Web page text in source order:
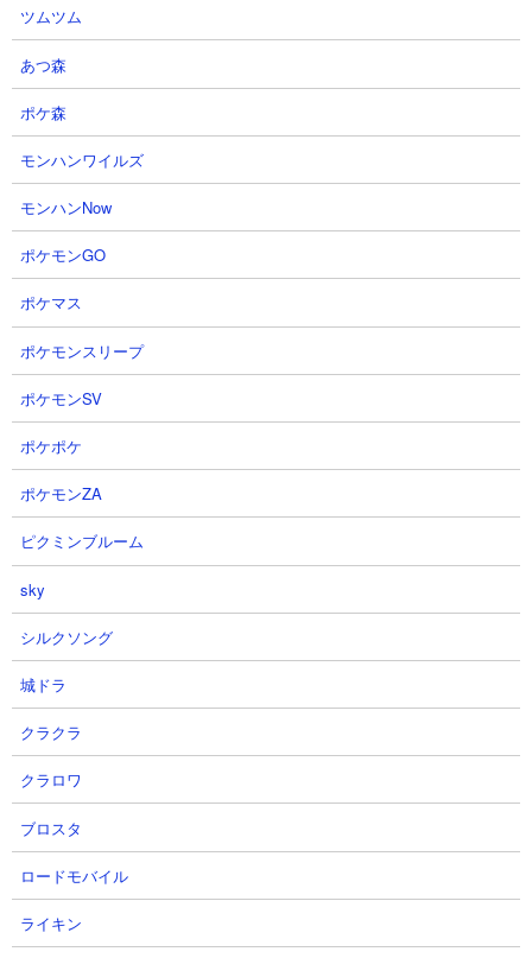
2026.08.07 15:24（2日前）
いの？【怪獣８号】【怪獣８号
THEGAME】
ゼルさん
2026.08.06 21:58（2日前）
15
か？【怪獣８号】【怪獣８号
ゼルさん
16
【怪獣8G】2凸レノの性能が壊れ
すぎている、、皆は2凸する覚悟
はあるのか？【怪獣８号】【怪獣
８号THEGAME】
2026.08.06 21:52（2日前）
17
【怪獣8G】潜在開放フルMAXガ
玉キャラ強化内容が謎？皆さんは
GAME】
18
19 20
ツムツム
あつ森
ポケ森
モンハンワイルズ
モンハンNow
ポケモンGO
ポケマス
ポケモンスリープ
ポケモンSV
ポケポケ
ポケモンZA
ピクミンブルーム
sky
シルクソング
城ドラ
クラクラ
クラロワ
ブロスタ
ロードモバイル
ライキン